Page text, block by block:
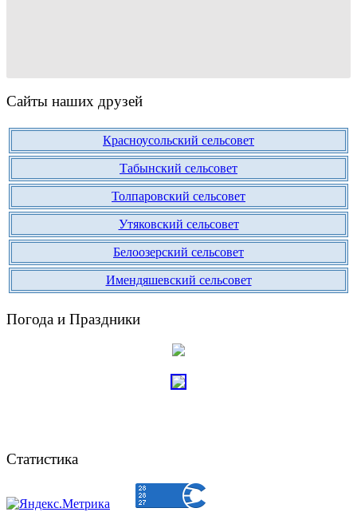
Сайты наших друзей
Красноусольский сельсовет
Табынский сельсовет
Толпаровский сельсовет
Утяковский сельсовет
Белоозерский сельсовет
Имендяшевский сельсовет
Погода и Праздники
Статистика